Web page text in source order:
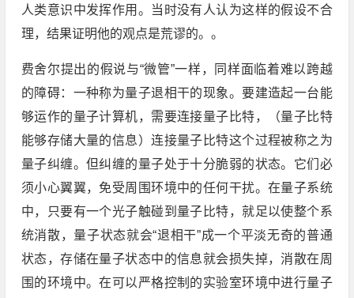
人类意识中发挥作用。当时没有人认为这样的假设不合
理，结果证明他的观点是荒谬的。。
费舍尔提出的假说与“微管”一样，同样面临着难以跨越
的障碍：一种称为量子退相干的现象。要建造起一台能
够运作的量子计算机，需要连接量子比特，（量子比特
能够存储大量的信息）连接量子比特这个过程被称之为
量子纠缠。但纠缠的量子处于十分脆弱的状态。它们必
须小心翼翼，免受周围环境中的任何干扰。在量子系统
中，只要有一个光子触碰到量子比特，就足以使整个系
统消散，量子状态就会“退相干”成一个平淡无奇的普通
状态，存储在量子状态中的信息就会损失掉，消散在周
围的环境中。在可以严格控制的实验室环境中进行量子